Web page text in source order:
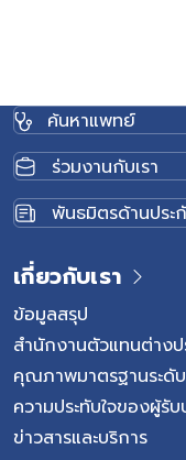
อาการ และกลุ่มเสี่ยง
กระจายผ่านการรับปร
การสัมผัสเชื้อจากมือห
มีสุขอนามัยไม่เหมาะ
มาก เช่น หอพัก ค่ายท
การใช้ภาชนะหรืออาห
อาการภายในประมา
อ่อนเพลีย คลื่นไส้ อาเ
โครงขวา ปัสสาวะสีเข้
ของภาวะดีซ่าน แม้ผู้ป่
อาจมีความเสี่ยงต่อกา
เฉพาะผู้สูงอายุ ผู้ที่มีโ
บกพร่อง ซึ่งอาจเกิดภา
การดูแลอย่างใกล้ชิดจ
ค้นหาแพทย์
ร่วมงานกับเรา
พันธมิตรด้านประ
เกี่ยวกับเรา
ข้อมูลสรุป
สำนักงานตัวแทนต่างป
คุณภาพมาตรฐานระดั
ความประทับใจของผู้รับ
ข่าวสารและบริการ